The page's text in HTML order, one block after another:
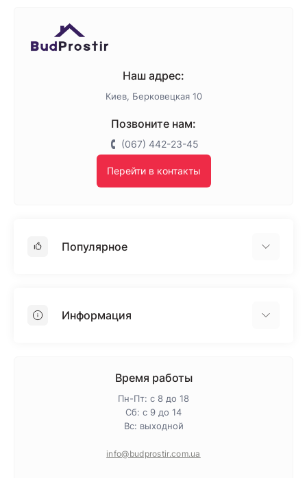
Наш адрес:
Киев, Берковецкая 10
Позвоните нам:
(067) 442-23-45
Перейти в контакты
Популярное
ПенопластИнформация
Политика конфиденциальности
Время работы
Пн-Пт: с 8 до 18
Сб: с 9 до 14
Вс: выходной
info@budprostir.com.ua